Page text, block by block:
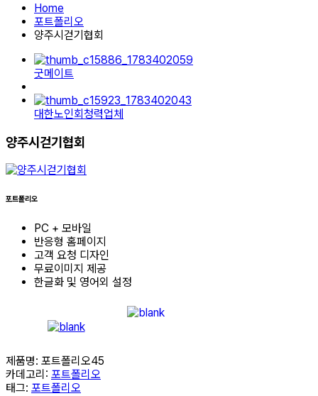
Home
포트폴리오
양주시걷기협회
굿메이트
대한노인회청력업체
양주시걷기협회
포트폴리오
PC + 모바일
반응형 홈페이지
고객 요청 디자인
무료이미지 제공
한글화 및 영어외 설정
제품명: 포트폴리오45
카데고리: 포트폴리오
태그: 포트폴리오